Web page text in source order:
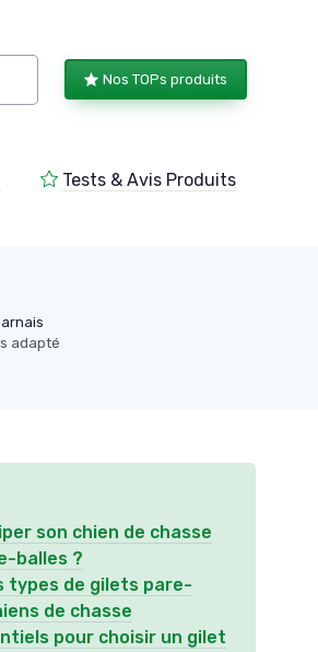
Nos TOPs produits
Tests & Avis Produits
adapté
son chien de chasse
balles ?
types de gilets pare-
de chasse
pour choisir un gilet